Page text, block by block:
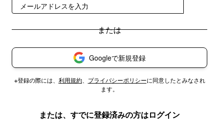
Googleで新規登録
※登録の際には、 利用規約、 プライバシーポリシーに同意したとみなされ
ます。
または、すでに登録済みの方はログイン